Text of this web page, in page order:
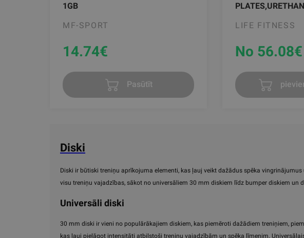
1GB
MF-SPORT
14.74€
Pasūtīt
LIFE FITNESS
No 56.08€
Diski
Diski ir būtiski treniņu aprīkojuma elementi, kas ļauj veikt dažādus spēka
visu treniņu vajadzības, sākot no universāliem 30 mm diskiem līdz bumper diskiem
Universāli diski
30 mm diski ir vieni no populārākajiem diskiem, kas piemēroti dažādiem treniņiem,
kas ļauj pielāgot intensitāti atbilstoši treniņu vajadzībām un spēka līmenim.